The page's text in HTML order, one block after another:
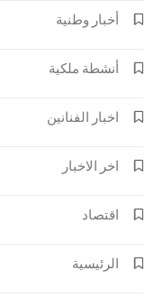
أخبار وطنية
أنشطة ملكية
اخبار الفنانين
اخر الاخبار
اقتصاد
الرئيسية